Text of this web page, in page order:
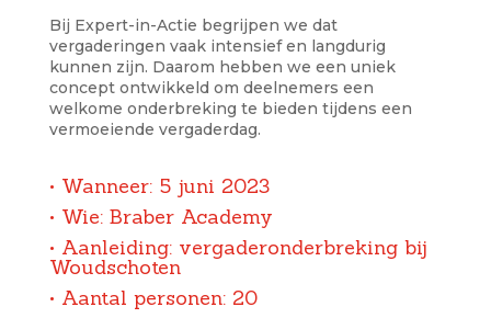
Bij Expert-in-Actie begrijpen we dat
vergaderingen vaak intensief en langdurig
kunnen zijn. Daarom hebben we een uniek
concept ontwikkeld om deelnemers een
welkome onderbreking te bieden tijdens een
vermoeiende vergaderdag.
• Wanneer: 5 juni 2023
• Wie: Braber Academy
• Aanleiding: vergaderonderbreking bij
Woudschoten
• Aantal personen: 20